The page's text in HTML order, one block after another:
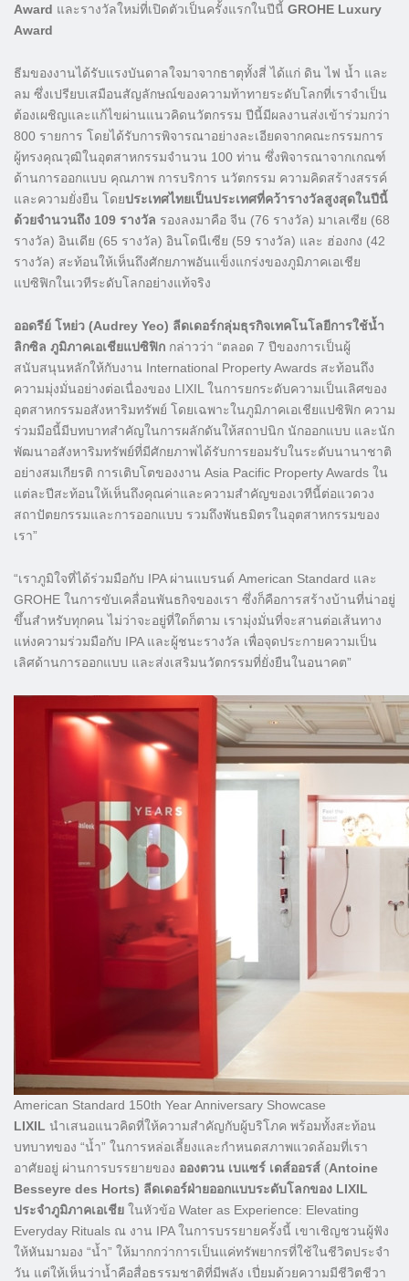
Award และรางวัลใหม่ที่เปิดตัวเป็นครั้งแรกในปีนี้ GROHE Luxury
Award
ธีมของงานได้รับแรงบันดาลใจมาจากธาตุทั้งสี่ ได้แก่ ดิน ไฟ น้ำ และ
ลม ซึ่งเปรียบเสมือนสัญลักษณ์ของความท้าทายระดับโลกที่เราจำเป็น
ต้องเผชิญและแก้ไขผ่านแนวคิดนวัตกรรม ปีนี้มีผลงานส่งเข้าร่วมกว่า
800 รายการ โดยได้รับการพิจารณาอย่างละเอียดจากคณะกรรมการ
ผู้ทรงคุณวุฒิในอุตสาหกรรมจำนวน 100 ท่าน ซึ่งพิจารณาจากเกณฑ์
ด้านการออกแบบ คุณภาพ การบริการ นวัตกรรม ความคิดสร้างสรรค์
และความยั่งยืน โดยประเทศไทยเป็นประเทศที่คว้ารางวัลสูงสุดในปีนี้
ด้วยจำนวนถึง 109 รางวัล รองลงมาคือ จีน (76 รางวัล) มาเลเซีย (68
รางวัล) อินเดีย (65 รางวัล) อินโดนีเซีย (59 รางวัล) และ ฮ่องกง (42
รางวัล) สะท้อนให้เห็นถึงศักยภาพอันแข็งแกร่งของภูมิภาคเอเชีย
แปซิฟิกในเวทีระดับโลกอย่างแท้จริง
ออดรีย์ โหย่ว (Audrey Yeo) ลีดเดอร์กลุ่มธุรกิจเทคโนโลยีการใช้น้ำ
ลิกซิล ภูมิภาคเอเชียแปซิฟิก กล่าวว่า “ตลอด 7 ปีของการเป็นผู้
สนับสนุนหลักให้กับงาน International Property Awards สะท้อนถึง
ความมุ่งมั่นอย่างต่อเนื่องของ LIXIL ในการยกระดับความเป็นเลิศของ
อุตสาหกรรมอสังหาริมทรัพย์ โดยเฉพาะในภูมิภาคเอเชียแปซิฟิก ความ
ร่วมมือนี้มีบทบาทสำคัญในการผลักดันให้สถาปนิก นักออกแบบ และนัก
พัฒนาอสังหาริมทรัพย์ที่มีศักยภาพได้รับการยอมรับในระดับนานาชาติ
อย่างสมเกียรติ การเติบโตของงาน Asia Pacific Property Awards ใน
แต่ละปีสะท้อนให้เห็นถึงคุณค่าและความสำคัญของเวทีนี้ต่อแวดวง
สถาปัตยกรรมและการออกแบบ รวมถึงพันธมิตรในอุตสาหกรรมของ
เรา”
“เราภูมิใจที่ได้ร่วมมือกับ IPA ผ่านแบรนด์ American Standard และ
GROHE ในการขับเคลื่อนพันธกิจของเรา ซึ่งก็คือการสร้างบ้านที่น่าอยู่
ขึ้นสำหรับทุกคน ไม่ว่าจะอยู่ที่ใดก็ตาม เรามุ่งมั่นที่จะสานต่อเส้นทาง
แห่งความร่วมมือกับ IPA และผู้ชนะรางวัล เพื่อจุดประกายความเป็น
เลิศด้านการออกแบบ และส่งเสริมนวัตกรรมที่ยั่งยืนในอนาคต”
American Standard 150th Year Anniversary Showcase
LIXIL นำเสนอแนวคิดที่ให้ความสำคัญกับผู้บริโภค พร้อมทั้งสะท้อน
บทบาทของ “น้ำ” ในการหล่อเลี้ยงและกำหนดสภาพแวดล้อมที่เรา
อาศัยอยู่ ผ่านการบรรยายของ อองตวน เบแซร์ เดส์ออรส์ (Antoine
Besseyre des Horts) ลีดเดอร์ฝ่ายออกแบบระดับโลกของ LIXIL
ประจำภูมิภาคเอเชีย ในหัวข้อ Water as Experience: Elevating
Everyday Rituals ณ งาน IPA ในการบรรยายครั้งนี้ เขาเชิญชวนผู้ฟัง
ให้หันมามอง “น้ำ” ให้มากกว่าการเป็นแค่ทรัพยากรที่ใช้ในชีวิตประจำ
วัน แต่ให้เห็นว่าน้ำคือสื่อธรรมชาติที่มีพลัง เปี่ยมด้วยความมีชีวิตชีวา